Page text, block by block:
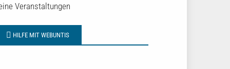
Veranstaltungen
HILFE MIT WEBUNTIS